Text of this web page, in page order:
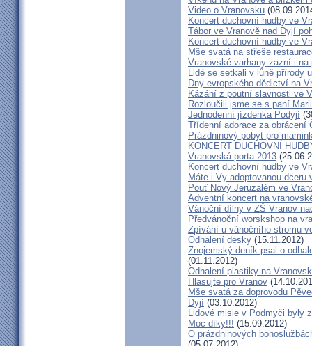
Video o Vranovsku
Koncert duchovní hudby ve
Tábor ve Vranově nad Dyjí
Koncert duchovní hudby ve
Mše svatá na střeše
Vranovské varhany zazní i
Lidé se setkali v lůně přírody
Dny evropského dědictví na
Kázání z poutní slavnosti ve
Rozloučili jsme se s paní
Jednodenní jízdenka Podyjí
Třídenní adorace za obrácení
Prázdninový pobyt pro
KONCERT DUCHOVNÍ
Vranovská porta 2013
Koncert duchovní hudby ve
Máte i Vy adoptovanou dceru
Pouť Nový Jeruzalém ve
Adventní koncert na
Vánoční dílny v ZŠ Vranov
Předvánoční worskshop na
Zpívání u vánočního stromu
Odhalení desky (15.11.2012)
Znojemský deník psal o
(01.11.2012)
Odhalení plastiky na
Hlasujte pro Vranov
Mše svatá za doprovodu
Dyjí (03.10.2012)
Lidové misie v Podmyči byly
Moc díky!!! (15.09.2012)
O prázdninových